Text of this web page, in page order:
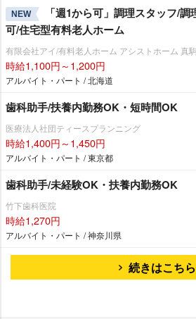
NEW
「週1から可」調理スタッフ/
可/住宅型有料老人ホーム
有限会社アイ/有料老人ホーム アシストホーム 真
時給1,100円～1,200円
アルバイト・パート / 北海道
歯科助手/扶養内勤務OK・短時間OK
医療法人社団ティースプランニング
時給1,400円～1,450円
アルバイト・パート / 東京都
歯科助手/未経験OK・扶養内勤務OK
竹下歯科医院
時給1,270円
アルバイト・パート / 神奈川県
続きはこちら